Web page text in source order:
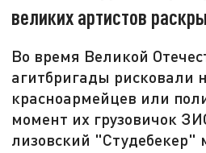
великих артистов
Во время Великой
агитбригады рисковали
красноармейцев или
момент их грузовичок
лизовский "Студебекер"